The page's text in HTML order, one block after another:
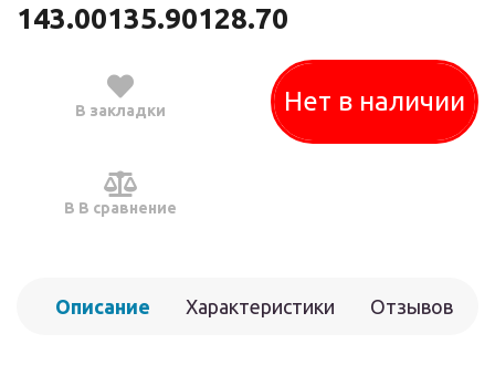
143.00135.90128.70
В закладки
В В сравнение
Нет в наличии
Описание Характеристики Отзывов